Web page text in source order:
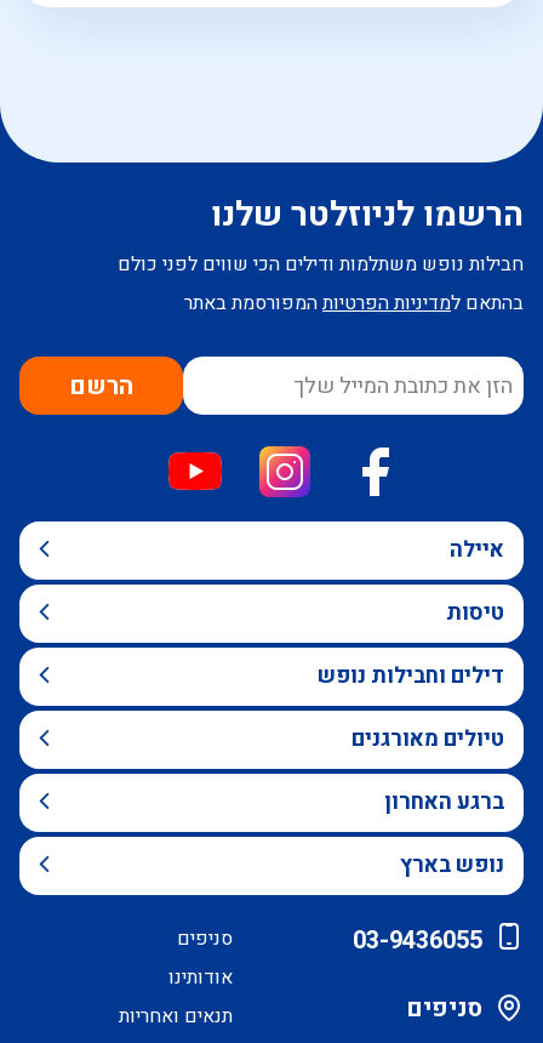
הרשמו לניוזלטר שלנו
חבילות נופש משתלמות ודילים הכי שווים לפני כולם
בהתאם למדיניות הפרטיותהמפורסמת באתר
הרשם
איילה
טיסות
דילים וחבילות נופש
טיולים מאורגנים
ברגע האחרון
נופש בארץ
03-9436055
סניפים
סניפים
אודותינו
תנאים ואחריות